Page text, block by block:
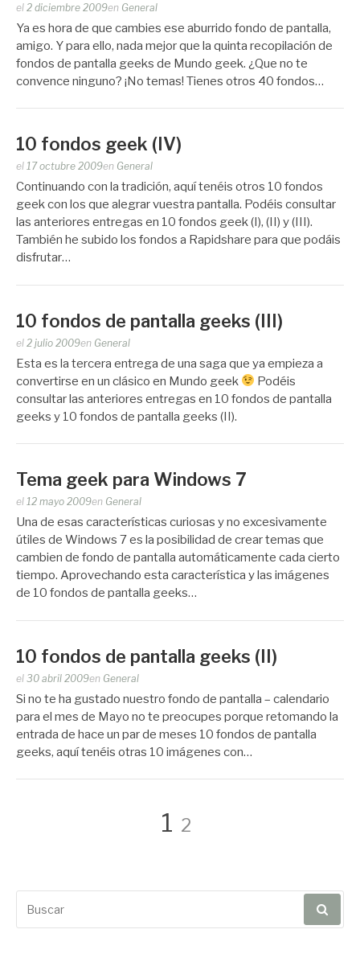
Publicado
por
Zootropo
el 2 diciembre 2009en General
Ya es hora de que cambies ese aburrido fondo de pantalla,
amigo. Y para ello, nada mejor que la quinta recopilación de
fondos de pantalla geeks de Mundo geek. ¿Que no te
convence ninguno? ¡No temas! Tienes otros 40 fondos…
10 fondos geek (IV)
Publicado
por
el 17 octubre 2009en General
Continuando con la tradición, aquí tenéis otros 10 fondos
geek con los que alegrar vuestra pantalla. Podéis consultar
las anteriores entregas en 10 fondos geek (I), (II) y (III).
También he subido los fondos a Rapidshare para que podáis
disfrutar…
10 fondos de pantalla geeks (III)
Publicado
por
Zootropo
el 2 julio 2009en General
Esta es la tercera entrega de una saga que ya empieza a
convertirse en un clásico en Mundo geek
Podéis
consultar las anteriores entregas en 10 fondos de pantalla
geeks y 10 fondos de pantalla geeks (II).
Tema geek para Windows 7
Publicado
por
el 12 mayo 2009en General
Una de esas características curiosas y no excesivamente
útiles de Windows 7 es la posibilidad de crear temas que
cambien de fondo de pantalla automáticamente cada cierto
tiempo. Aprovechando esta característica y las imágenes
de 10 fondos de pantalla geeks…
10 fondos de pantalla geeks (II)
Publicado
por
Zootropo
el 30 abril 2009en General
Si no te ha gustado nuestro fondo de pantalla – calendario
para el mes de Mayo no te preocupes porque retomando la
entrada de hace un par de meses 10 fondos de pantalla
geeks, aquí tenéis otras 10 imágenes con…
Navegación
de
entradas
Página
1 Página
2
por: